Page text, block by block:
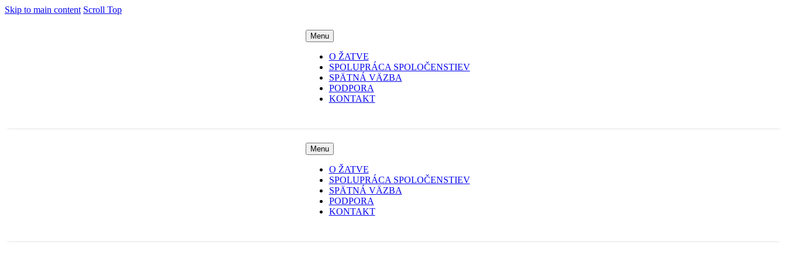
Skip to main content Scroll Top
Menu
O ŽATVE
SPOLUPRÁCA SPOLOČENSTIEV
SPÄTNÁ VÄZBA
PODPORA
KONTAKT
Menu
O ŽATVE
SPOLUPRÁCA SPOLOČENSTIEV
SPÄTNÁ VÄZBA
PODPORA
KONTAKT